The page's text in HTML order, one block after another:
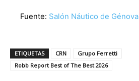
Fuente: Salón Náutico de Génova
ETIQUETAS CRN
Grupo Ferretti
Robb Report Best of The Best 2026